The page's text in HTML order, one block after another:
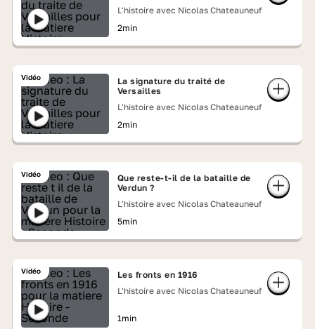
L'histoire avec Nicolas Chateauneuf
2min
Vidéo
La signature du traité de
Versailles
L'histoire avec Nicolas Chateauneuf
2min
Vidéo
Que reste-t-il de la bataille de
Verdun ?
L'histoire avec Nicolas Chateauneuf
5min
Vidéo
Les fronts en 1916
L'histoire avec Nicolas Chateauneuf
1min